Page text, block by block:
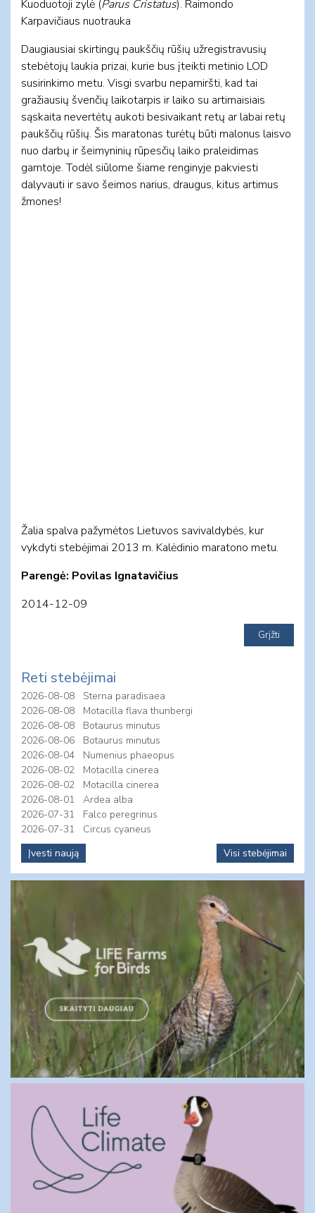
Kuoduotoji zylė (Parus Cristatus). Raimondo
Karpavičiaus nuotrauka
Daugiausiai skirtingų paukščių rūšių užregistravusių
stebėtojų laukia prizai, kurie bus įteikti metinio LOD
susirinkimo metu. Visgi svarbu nepamiršti, kad tai
gražiausių švenčių laikotarpis ir laiko su artimaisiais
sąskaita nevertėtų aukoti besivaikant retų ar labai retų
paukščių rūšių. Šis maratonas turėtų būti malonus laisvo
nuo darbų ir šeimyninių rūpesčių laiko praleidimas
gamtoje. Todėl siūlome šiame renginyje pakviesti
dalyvauti ir savo šeimos narius, draugus, kitus artimus
žmones!
Žalia spalva pažymėtos Lietuvos savivaldybės, kur
vykdyti stebėjimai 2013 m. Kalėdinio maratono metu.
Parengė: Povilas Ignatavičius
2014-12-09
Reti stebėjimai
2026-08-08
Sterna paradisaea
2026-08-08
Motacilla flava thunbergi
2026-08-08
Botaurus minutus
2026-08-06
Botaurus minutus
2026-08-04
Numenius phaeopus
2026-08-02
Motacilla cinerea
2026-08-02
Motacilla cinerea
2026-08-01
Ardea alba
2026-07-31
Falco peregrinus
2026-07-31
Circus cyaneus
Įvesti naują
Visi stebėjimai